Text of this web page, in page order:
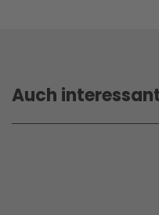
Auch